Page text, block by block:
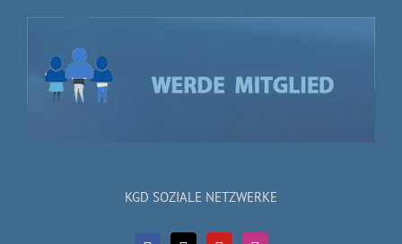
KGD SOZIALE NETZWERKE